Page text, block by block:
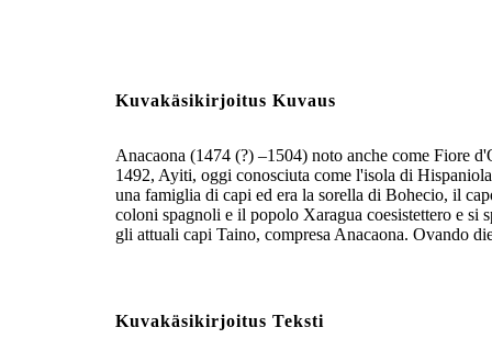
Kuvakäsikirjoitus Kuvaus
Anacaona (1474 (?) –1504) noto anche come Fiore
1492, Ayiti, oggi conosciuta come l'isola di
una famiglia di capi ed era la sorella di Bohecio, il
coloni spagnoli e il popolo Xaragua coesistettero e si
gli attuali capi Taino, compresa Anacaona. Ovando
Kuvakäsikirjoitus Teksti